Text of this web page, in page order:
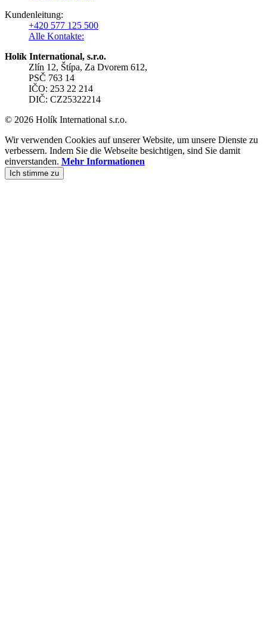
Kundenleitung:
+420 577 125 500
Alle Kontakte:
Holík International, s.r.o.
Zlín 12, Štípa, Za Dvorem 612,
PSČ 763 14
IČO: 253 22 214
DIČ: CZ25322214
© 2026 Holík International s.r.o.
Wir verwenden Cookies auf unserer Website, um unsere Dienste zu
verbessern. Indem Sie die Webseite besichtigen, sind Sie damit
einverstanden. Mehr Informationen
Ich stimme zu